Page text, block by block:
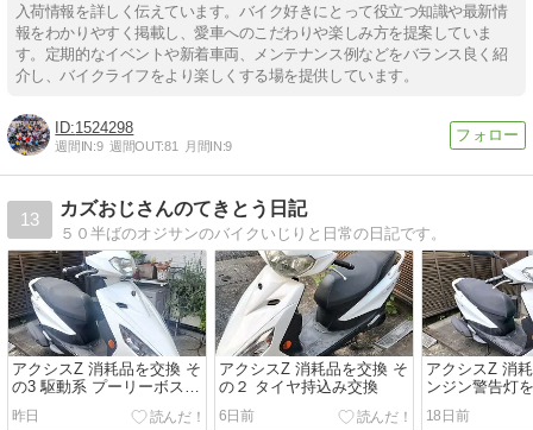
入荷情報を詳しく伝えています。バイク好きにとって役立つ知識や最新情
報をわかりやすく掲載し、愛車へのこだわりや楽しみ方を提案していま
す。定期的なイベントや新着車両、メンテナンス例などをバランス良く紹
介し、バイクライフをより楽しくする場を提供しています。
1524298
週間IN:9 週間OUT:81 月間IN:9
13
カズおじさんのてきとう日記
５０半ばのオジサンのバイクいじりと日常の日記です。
アクシスZ 消耗品を交換 そ
の3 駆動系 プーリーボス固
着
昨日
アクシスZ 消耗品を交換 そ
の２ タイヤ持込み交換
6日前
アクシスZ 消
ンジン警告灯
診断機
18日前